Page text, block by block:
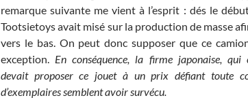
remarque suivante me vient à l’esprit : dés le
Tootsietoys avait misé sur la production de masse
vers le bas. On peut donc supposer que ce
exception. En conséquence, la firme japonaise, qui
devait proposer ce jouet à un prix défiant toute
d’exemplaires semblent avoir survécu.